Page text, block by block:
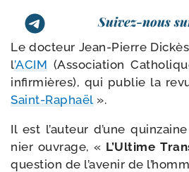
Suivez-nous
Le doc­teur Jean-​Pierre
l’ACIM (Association
infir­mières), qui publie la
Saint-​Raphaël».
Il est l’au­teur d’une
nier ouvrage, « L’Ultime
ques­tion de l’a­ve­nir de